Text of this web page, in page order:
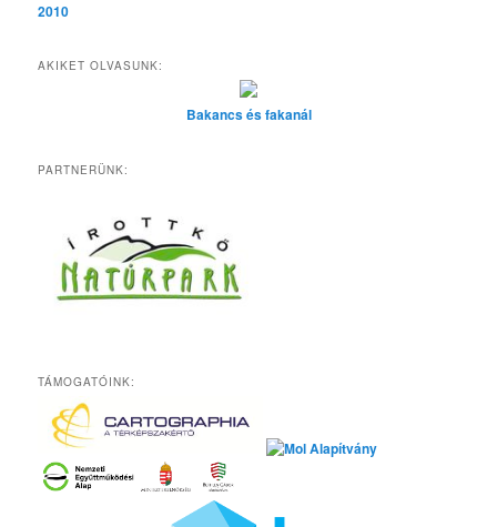
2010
AKIKET OLVASUNK:
Bakancs és fakanál
PARTNERÜNK:
TÁMOGATÓINK: